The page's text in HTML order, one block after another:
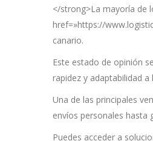
</strong>La mayoría de
href=»https://
canario.
Este estado de opinión
rapidez y adaptabilidad a
Una de las principales
envíos personales hasta
Puedes acceder a